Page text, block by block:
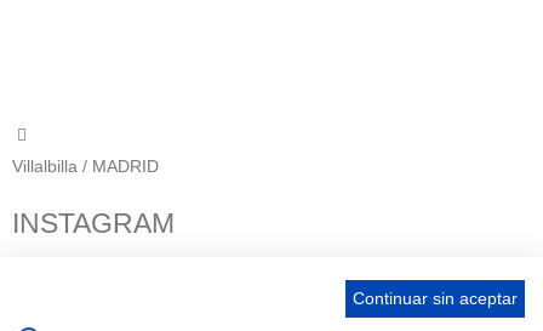
Villalbilla / MADRID
INSTAGRAM
Continuar sin aceptar